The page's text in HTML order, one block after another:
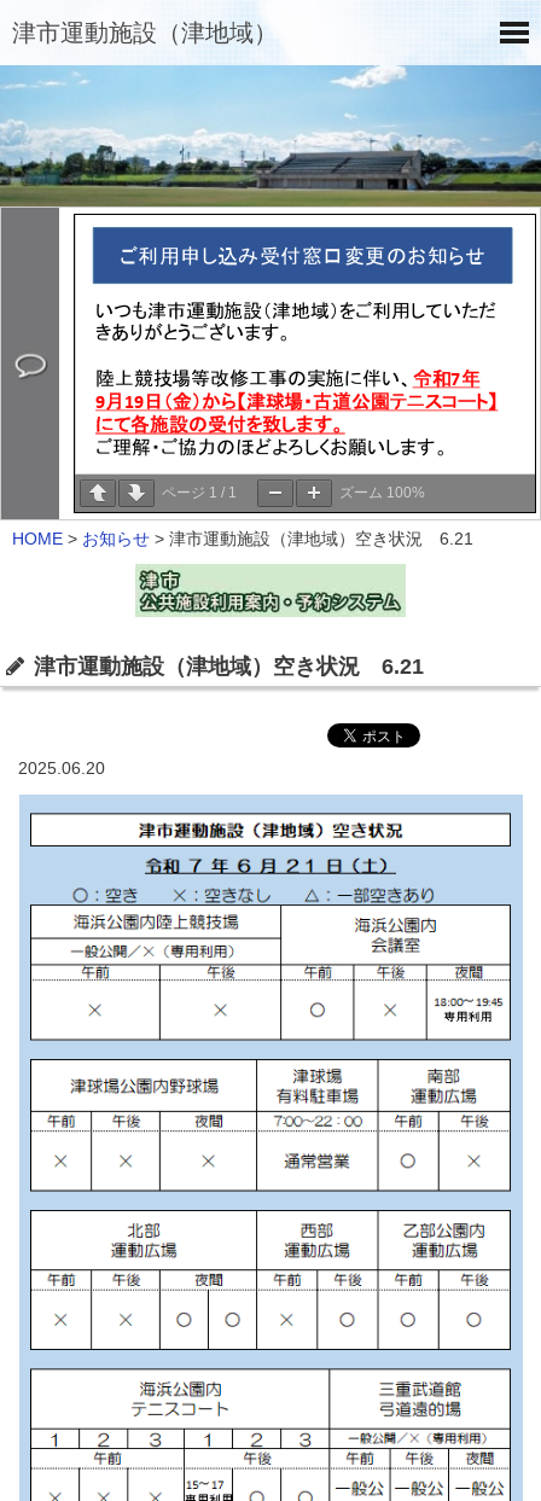
津市運動施設（津地域）
ページ 1 / 1 ズーム 100%
HOME > お知らせ > 津市運動施設（津地域）空き状況 6.21
津市運動施設（津地域）空き状況 6.21
2025.06.20